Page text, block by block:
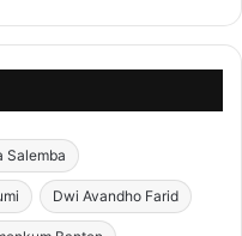
Salemba
Dwi Avandho Farid